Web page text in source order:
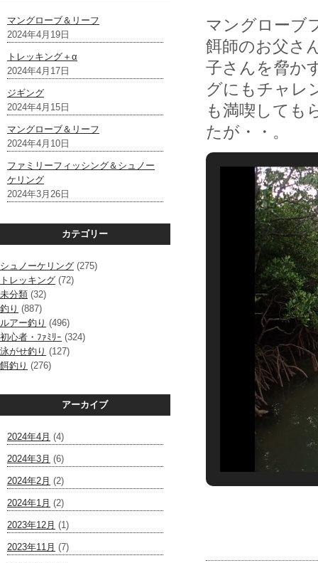
マングローブ＆リーフ
2024年4月19日
トレッキング＋α
2024年4月17日
ジギング
2024年4月15日
マングローブ＆リーフ
2024年4月10日
ファミリーフィッシング＆シュノー
ケリング
2024年3月26日
カテゴリー
シュノーケリング (275)
トレッキング (72)
未分類 (32)
釣り (887)
ルアー釣り (496)
初心者・ﾌｧﾐﾘｰ (324)
泳がせ釣り (127)
餌釣り (276)
アーカイブ
2024年4月 (4)
2024年3月 (6)
2024年2月 (2)
2024年1月 (2)
2023年12月 (1)
2023年11月 (7)
マングローブ
餌師のお父さ
子さんを脅か
グにもチャレ
も満喫しても
たが・・。